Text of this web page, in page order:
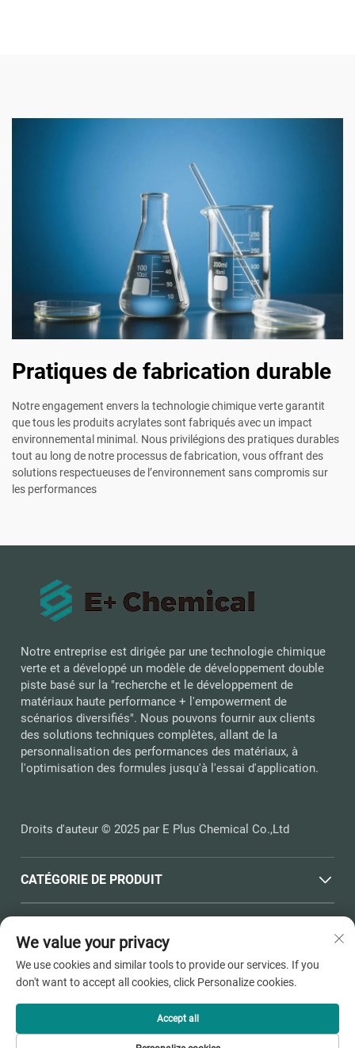
Pratiques de fabrication durable
Notre engagement envers la technologie chimique verte garantit
que tous les produits acrylates sont fabriqués avec un impact
environnemental minimal. Nous privilégions des pratiques durables
tout au long de notre processus de fabrication, vous offrant des
solutions respectueuses de l’environnement sans compromis sur
les performances
Notre entreprise est dirigée par une technologie chimique
verte et a développé un modèle de développement double
piste basé sur la "recherche et le développement de
matériaux haute performance + l'empowerment de
scénarios diversifiés". Nous pouvons fournir aux clients
des solutions techniques complètes, allant de la
personnalisation des performances des matériaux, à
l'optimisation des formules jusqu'à l'essai d'application.
Droits d'auteur © 2025 par E Plus Chemical Co.,Ltd
CATÉGORIE DE PRODUIT
COORDONNÉES
Office add : N° 398, Route Haichen, Ville de Pinghu, Towne
de Dushangang, Ville de Jiaxing, Province du Zhejiang
E-mail :[email protected]
We value your privacy
We use cookies and similar tools to provide our services. If you
don't want to accept all cookies, click Personalize cookies.
Accept all